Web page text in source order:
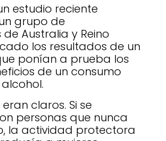
estudio reciente
grupo de
Australia y Reino
los resultados de un
ponían a prueba los
de un consumo
claros. Si se
personas que nunca
la actividad protectora